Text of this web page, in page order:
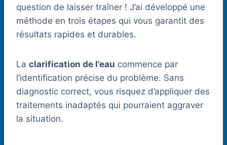
question de laisser traîner ! J’ai développé une
méthode en trois étapes qui vous garantit des
résultats rapides et durables.
La clarification de l’eau commence par
l’identification précise du problème. Sans
diagnostic correct, vous risquez d’appliquer des
traitements inadaptés qui pourraient aggraver
la situation.